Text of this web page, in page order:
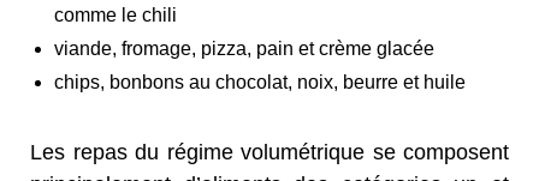
comme le chili
viande, fromage, pizza, pain et crème glacée
chips, bonbons au chocolat, noix, beurre et huile
Les repas du régime volumétrique se composent